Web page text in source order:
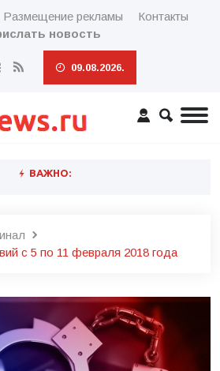
Размещение рекламы
Контакты
новость
09.08.2026.
ВАЖНО:
с 5 по 11 февраля 2018 года